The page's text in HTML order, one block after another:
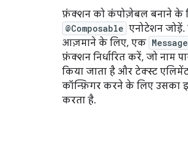
फ़ंक्शन को कंपोज़ेबल बनाने के
@Composable एनोटेशन
आज़माने के लिए, एक
फ़ंक्शन निर्धारित करें, जो नाम
किया जाता है और टेक्स्ट
कॉन्फ़िगर करने के लिए उसका
करता है.